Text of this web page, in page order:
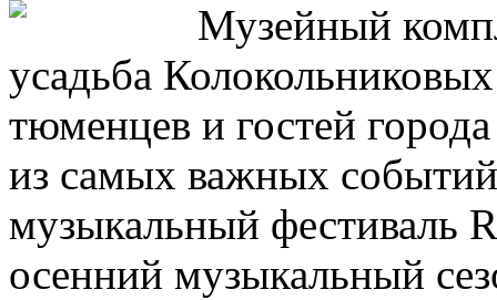
Музейный
усадьба
тюменцев и гостей
из самых важных
музыкальный фестиваль
осенний музыкальный